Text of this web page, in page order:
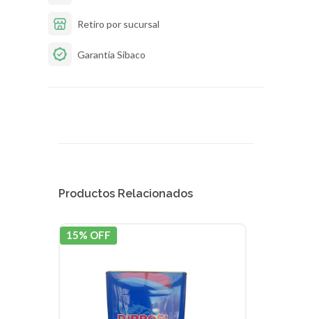
Retiro por sucursal
Garantía Sibaco
Productos Relacionados
15% OFF